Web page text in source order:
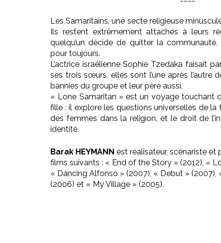
Les Samaritains, une secte religieuse
Ils restent extrêmement attachés à leurs
quelqu’un décide de quitter la
pour toujours.
L’actrice israélienne Sophie Tzedaka faisait
ses trois sœurs, elles sont l’une après l’autre
bannies du groupe et leur père aussi.
« Lone Samaritan » est un voyage touchant
fille : il explore les questions universelles de
des femmes dans la religion, et le droit de
identité.
Barak HEYMANN est réalisateur, scénariste et
films suivants : « End of the Story » (2012), «
« Dancing Alfonso » (2007), « Debut » (2007),
(2006) et « My Village » (2005).